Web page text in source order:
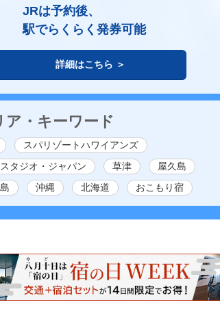
JRは予約後、
駅でらくらく発券可能
詳細はこちら ＞
ア・キーワード
スパリゾートハワイアンズ
タジオ・ジャパン
草津
屋久島
沖縄 北海道 おこもり宿